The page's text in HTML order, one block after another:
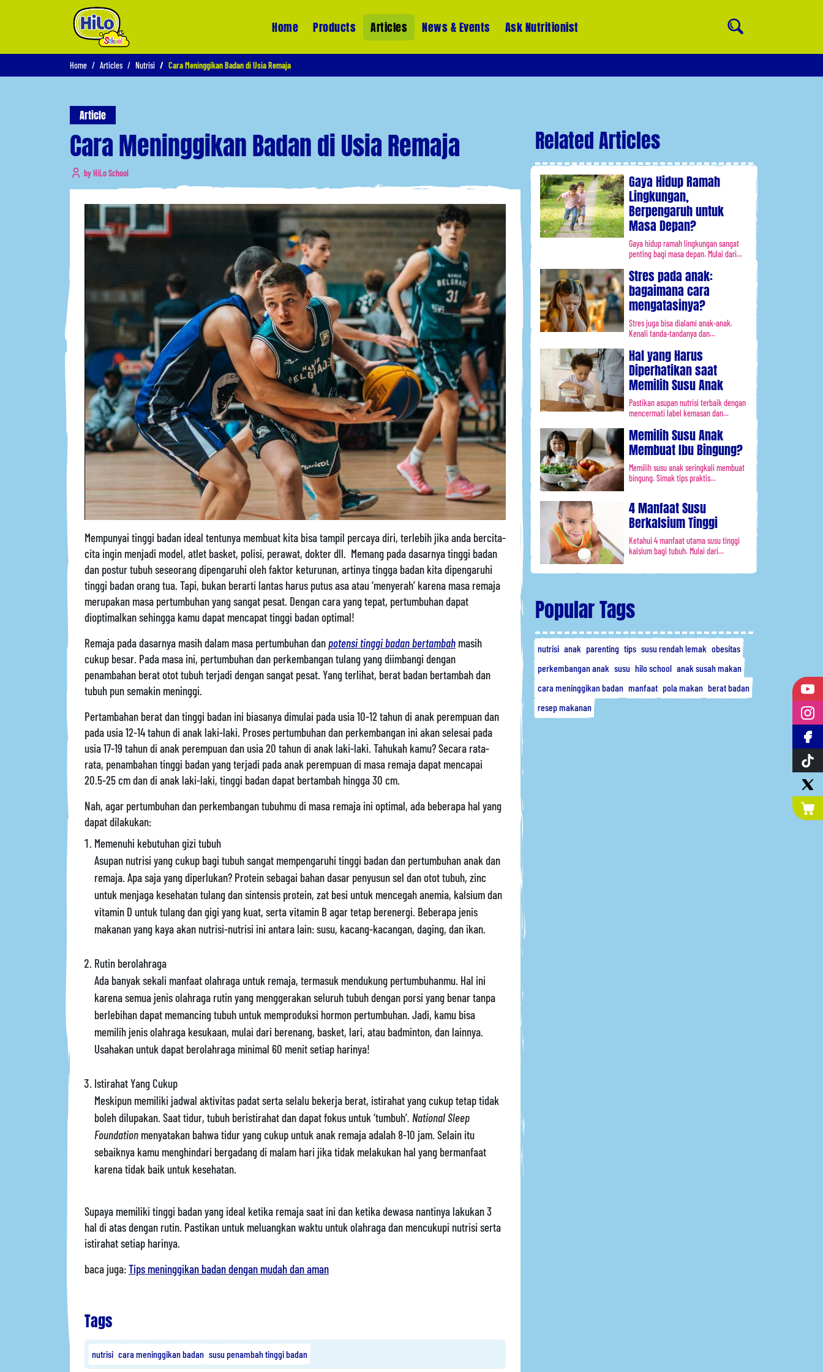
Home Products Articles News & Events Ask Nutritionist
Home Articles Nutrisi Cara Meninggikan Badan di Usia Remaja
Article
Cara Meninggikan Badan di Usia Remaja
by HiLo School
Mempunyai tinggi badan ideal tentunya membuat kita bisa tampil percaya diri, terlebih jika anda bercita-
cita ingin menjadi model, atlet basket, polisi, perawat, dokter dll. Memang pada dasarnya tinggi badan
dan postur tubuh seseorang dipengaruhi oleh faktor keturunan, artinya tingga badan kita dipengaruhi
tinggi badan orang tua. Tapi, bukan berarti lantas harus putus asa atau ‘menyerah’ karena masa remaja
merupakan masa pertumbuhan yang sangat pesat. Dengan cara yang tepat, pertumbuhan dapat
dioptimalkan sehingga kamu dapat mencapat tinggi badan optimal!
Remaja pada dasarnya masih dalam masa pertumbuhan danpotensi tinggi badan bertambah masih
cukup besar. Pada masa ini, pertumbuhan dan perkembangan tulang yang diimbangi dengan
penambahan berat otot tubuh terjadi dengan sangat pesat. Yang terlihat, berat badan bertambah dan
tubuh pun semakin meninggi.
Pertambahan berat dan tinggi badan ini biasanya dimulai pada usia 10-12 tahun di anak perempuan dan
pada usia 12-14 tahun di anak laki-laki. Proses pertumbuhan dan perkembangan ini akan selesai pada
usia 17-19 tahun di anak perempuan dan usia 20 tahun di anak laki-laki. Tahukah kamu? Secara rata-
rata, penambahan tinggi badan yang terjadi pada anak perempuan di masa remaja dapat mencapai
20.5-25 cm dan di anak laki-laki, tinggi badan dapat bertambah hingga 30 cm.
Nah, agar pertumbuhan dan perkembangan tubuhmu di masa remaja ini optimal, ada beberapa hal yang
dapat dilakukan:
Memenuhi kebutuhan gizi tubuh
Asupan nutrisi yang cukup bagi tubuh sangat mempengaruhi tinggi badan dan pertumbuhan anak dan
remaja. Apa saja yang diperlukan? Protein sebagai bahan dasar penyusun sel dan otot tubuh, zinc
untuk menjaga kesehatan tulang dan sintensis protein, zat besi untuk mencegah anemia, kalsium dan
vitamin D untuk tulang dan gigi yang kuat, serta vitamin B agar tetap berenergi. Beberapa jenis
makanan yang kaya akan nutrisi-nutrisi ini antara lain: susu, kacang-kacangan, daging, dan ikan.
Rutin berolahraga
Ada banyak sekali manfaat olahraga untuk remaja, termasuk mendukung pertumbuhanmu. Hal ini
karena semua jenis olahraga rutin yang menggerakan seluruh tubuh dengan porsi yang benar tanpa
berlebihan dapat memancing tubuh untuk memproduksi hormon pertumbuhan. Jadi, kamu bisa
memilih jenis olahraga kesukaan, mulai dari berenang, basket, lari, atau badminton, dan lainnya.
Usahakan untuk dapat berolahraga minimal 60 menit setiap harinya!
Istirahat Yang Cukup
Meskipun memiliki jadwal aktivitas padat serta selalu bekerja berat, istirahat yang cukup tetap tidak
boleh dilupakan. Saat tidur, tubuh beristirahat dan dapat fokus untuk ‘tumbuh’. National Sleep
Foundation menyatakan bahwa tidur yang cukup untuk anak remaja adalah 8-10 jam. Selain itu
sebaiknya kamu menghindari bergadang di malam hari jika tidak melakukan hal yang bermanfaat
karena tidak baik untuk kesehatan.
Supaya memiliki tinggi badan yang ideal ketika remaja saat ini dan ketika dewasa nantinya lakukan 3
hal di atas dengan rutin. Pastikan untuk meluangkan waktu untuk olahraga dan mencukupi nutrisi serta
istirahat setiap harinya.
baca juga:Tips meninggikan badan dengan mudah dan aman
Tags
nutrisi cara meninggikan badan susu penambah tinggi badan
Related Articles
Gaya Hidup Ramah
Lingkungan,
Berpengaruh untuk
Masa Depan?
Gaya hidup ramah lingkungan sangat
penting bagi masa depan. Mulai dari...
Stres pada anak:
bagaimana cara
mengatasinya?
Stres juga bisa dialami anak-anak.
Kenali tanda-tandanya dan...
Hal yang Harus
Diperhatikan saat
Memilih Susu Anak
Pastikan asupan nutrisi terbaik dengan
mencermati label kemasan dan...
Memilih Susu Anak
Membuat Ibu Bingung?
Memilih susu anak seringkali membuat
bingung. Simak tips praktis...
4 Manfaat Susu
Berkalsium Tinggi
Ketahui 4 manfaat utama susu tinggi
kalsium bagi tubuh. Mulai dari...
Popular Tags
nutrisi anak parenting tips susu rendah lemak obesitas
perkembangan anak susu hilo school anak susah makan
cara meninggikan badan manfaat pola makan berat badan
resep makanan